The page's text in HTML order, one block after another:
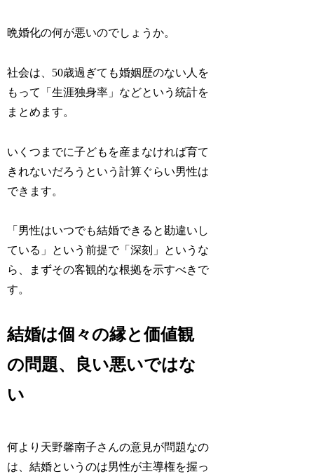
晩婚化の何が悪いのでしょうか。
社会は、50歳過ぎても婚姻歴のない人を
もって「生涯独身率」などという統計を
まとめます。
いくつまでに子どもを産まなければ育て
きれないだろうという計算ぐらい男性は
できます。
「男性はいつでも結婚できると勘違いし
ている」という前提で「深刻」というな
ら、まずその客観的な根拠を示すべきで
す。
結婚は個々の縁と価値観
の問題、良い悪いではな
い
何より天野馨南子さんの意見が問題なの
は、結婚というのは男性が主導権を握っ